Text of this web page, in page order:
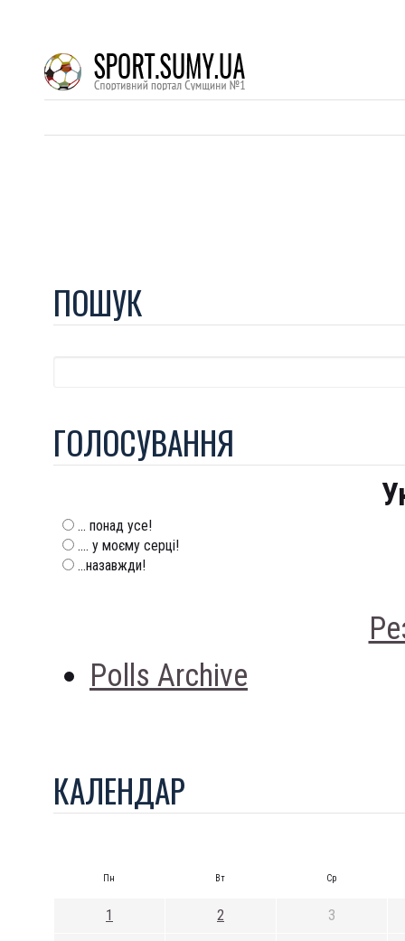
ПОШУК
ГОЛОСУВАННЯ
... понад усе!
.... у моєму серці!
...назавжди!
Polls Archive
КАЛЕНДАР
Пн Вт Ср
1 2 3